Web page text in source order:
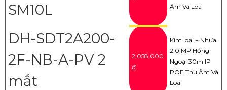
SM10L
Âm Và Loa
DH-SDT2A200-
2F-NB-A-PV 2
mắt
2,058,000
₫
Kim loại + Nhựa
2.0 MP Hồng
Ngoại 30m IP
POE Thu Âm Và
Loa